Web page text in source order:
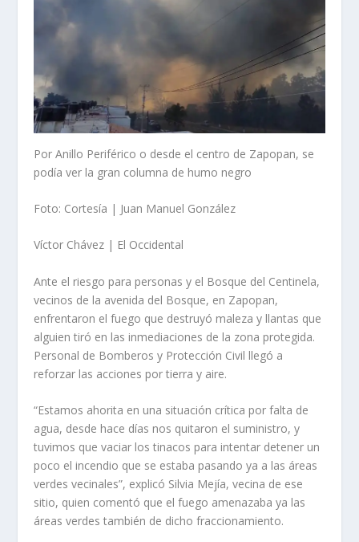
Por Anillo Periférico o desde el centro de Zapopan, se
podía ver la gran columna de humo negro
Foto: Cortesía | Juan Manuel González
Víctor Chávez | El Occidental
Ante el riesgo para personas y el Bosque del Centinela,
vecinos de la avenida del Bosque, en Zapopan,
enfrentaron el fuego que destruyó maleza y llantas que
alguien tiró en las inmediaciones de la zona protegida.
Personal de Bomberos y Protección Civil llegó a
reforzar las acciones por tierra y aire.
“Estamos ahorita en una situación crítica por falta de
agua, desde hace días nos quitaron el suministro, y
tuvimos que vaciar los tinacos para intentar detener un
poco el incendio que se estaba pasando ya a las áreas
verdes vecinales”, explicó Silvia Mejía, vecina de ese
sitio, quien comentó que el fuego amenazaba ya las
áreas verdes también de dicho fraccionamiento.